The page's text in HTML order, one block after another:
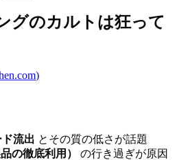
グのカルトは狂って
)
流出 とその質の低さが話題
の徹底利用）
の行き過ぎが原因